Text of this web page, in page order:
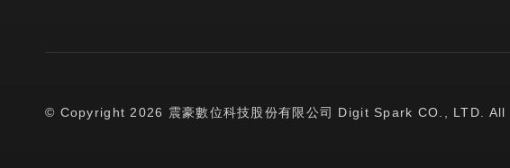
© Copyright 2026 震豪數位科技股份有限公司 Digit Spark CO., LTD. All